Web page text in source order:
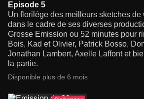
Episode 5
Un florilège des meilleurs sketches
dans le cadre de ses diverses
Grosse Emission ou 52 minutes pour
Bois, Kad et Olivier, Patrick Bosso,
Jonathan Lambert, Axelle Laffont et
la partie.
Disponible plus de 6 mois